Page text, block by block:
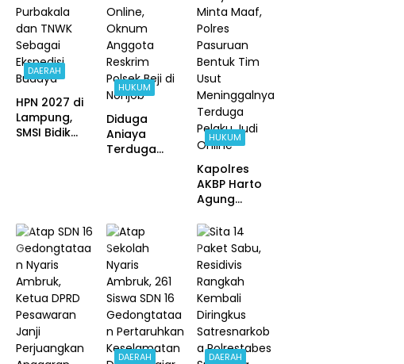
DAERAH
HPN 2027 di
Lampung,
SMSI Bidik
Budaya
HUKUM
Diduga
Aniaya
Terduga
Reskrim
Polsek Beji di
Nonjob
HUKUM
Kapolres
AKBP Harto
Agung
Minta Maaf,
Polres
Pasuruan
Bentuk Tim
Usut
Meninggalny
a Terduga
Pelaku Judi
Online
DAERAH DAERAH